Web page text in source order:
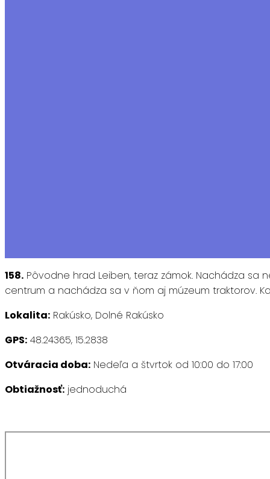
158. Pôvodne hrad Leiben, teraz zámok. Nachádza sa
centrum a nachádza sa v ňom aj múzeum traktorov.
Lokalita: Rakúsko, Dolné Rakúsko
GPS: 48.24365, 15.2838
Otváracia doba: Nedeľa a štvrtok od 10:00 do 17:00
Obtiažnosť: jednoduchá